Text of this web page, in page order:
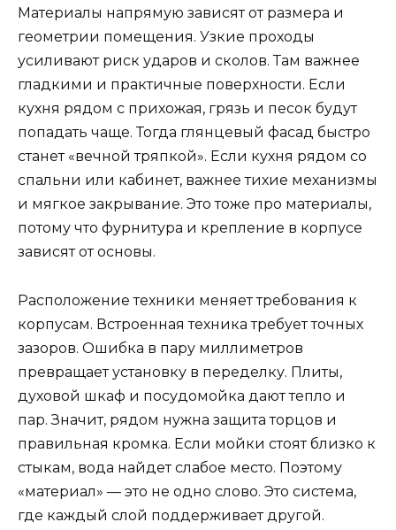
Материалы напрямую зависят от размера и
геометрии помещения. Узкие проходы
усиливают риск ударов и сколов. Там важнее
гладкими и практичные поверхности. Если
кухня рядом с прихожая, грязь и песок будут
попадать чаще. Тогда глянцевый фасад быстро
станет «вечной тряпкой». Если кухня рядом со
спальни или кабинет, важнее тихие механизмы
и мягкое закрывание. Это тоже про материалы,
потому что фурнитура и крепление в корпусе
зависят от основы.
Расположение техники меняет требования к
корпусам. Встроенная техника требует точных
зазоров. Ошибка в пару миллиметров
превращает установку в переделку. Плиты,
духовой шкаф и посудомойка дают тепло и
пар. Значит, рядом нужна защита торцов и
правильная кромка. Если мойки стоят близко к
стыкам, вода найдет слабое место. Поэтому
«материал» — это не одно слово. Это система,
где каждый слой поддерживает другой.